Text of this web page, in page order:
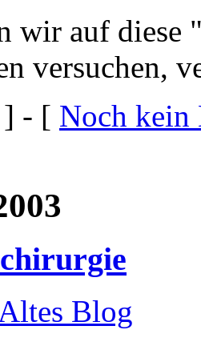
wir auf diese
versuchen,
- [ Noch kein
Blog